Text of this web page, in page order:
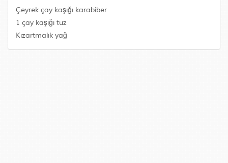
Çeyrek çay kaşığı karabiber
1 çay kaşığı tuz
Kızartmalık yağ